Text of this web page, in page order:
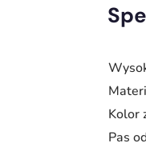
Kolor
Pas